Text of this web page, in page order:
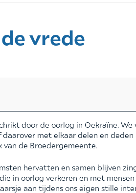
vrede
door de oorlog in Oekraïne. We
daarover met elkaar delen en
de Broedergemeente.
hervatten en samen blijven
in oorlog verkeren en met
aan tijdens ons eigen stille